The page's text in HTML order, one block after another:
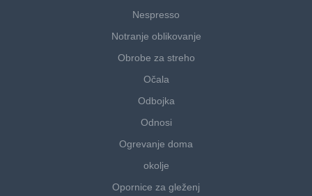
Nespresso
Notranje oblikovanje
Obrobe za streho
Očala
Odbojka
Odnosi
Ogrevanje doma
okolje
Opornice za gleženj